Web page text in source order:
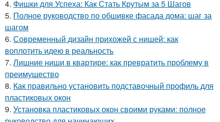
4. Фишки для Успеха: Как Стать Крутым за 5 Шагов
5. Полное руководство по обшивке фасада дома: шаг за
шагом
6. Современный дизайн прихожей с нишей: как
воплотить идею в реальность
7. Лишние ниши в квартире: как превратить проблему в
преимущество
8. Как правильно установить подставочный профиль для
пластиковых окон
9. Установка пластиковых окон своими руками: полное